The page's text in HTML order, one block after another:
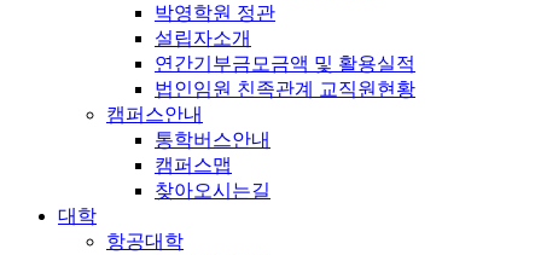
박영학원 정관
설립자소개
연간기부금모금액 및 활용실적
법인임원 친족관계 교직원현황
캠퍼스안내
통학버스안내
캠퍼스맵
찾아오시는길
대학
항공대학